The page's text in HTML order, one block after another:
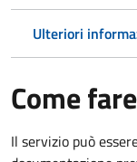
Ulteriori
Come fare
Il servizio può